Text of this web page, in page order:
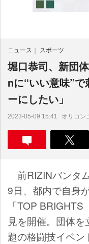
ニュース スポーツ
堀口恭司、新団
nに“いい意味”
ーにしたい」
2023-05-09 15:41 オリコン
前RIZINバンタ
9日、都内で自身
「TOP
見を開催。団体
題の格闘技イベ